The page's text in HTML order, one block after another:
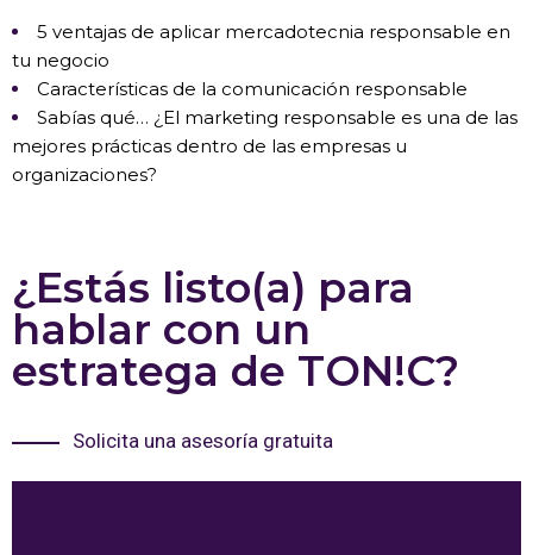
5 ventajas de aplicar mercadotecnia responsable en
tu negocio
Características de la comunicación responsable
Sabías qué… ¿El marketing responsable es una de las
mejores prácticas dentro de las empresas u
organizaciones?
¿Estás listo(a) para
hablar con un
estratega de TON!C?
Solicita una asesoría gratuita